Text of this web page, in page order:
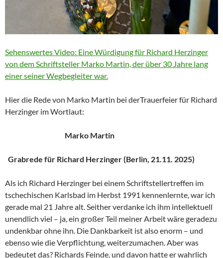
Sehenswertes Video: Eine Würdigung für Richard Herzinger
von dem Schriftsteller Marko Martin, der über 30 Jahre lang
einer seiner Wegbegleiter war.
Hier die Rede von Marko Martin bei derTrauerfeier für Richard
Herzinger im Wortlaut:
Marko Martin
Grabrede für Richard Herzinger (Berlin, 21.11. 2025)
Als ich Richard Herzinger bei einem Schriftstellertreffen im
tschechischen Karlsbad im Herbst 1991 kennenlernte, war ich
gerade mal 21 Jahre alt. Seither verdanke ich ihm intellektuell
unendlich viel – ja, ein großer Teil meiner Arbeit wäre geradezu
undenkbar ohne ihn. Die Dankbarkeit ist also enorm – und
ebenso wie die Verpflichtung, weiterzumachen. Aber was
bedeutet das? Richards Feinde, und davon hatte er wahrlich